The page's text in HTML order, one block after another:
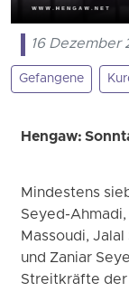
16 Dezember
Gefangene
Hengaw:
Mindestens
Seyed-
Massoudi,
und Zaniar
Streitkräfte der